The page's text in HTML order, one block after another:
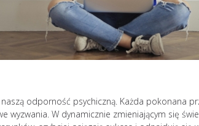
odporność psychiczną. Każda pokonana
wyzwania. W dynamicznie zmieniającym się